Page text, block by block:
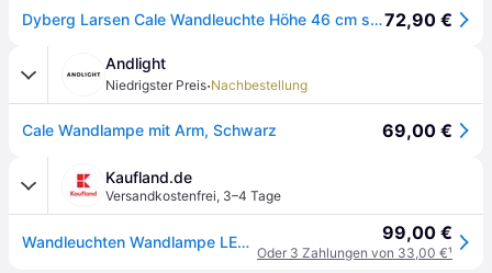
Dyberg Larsen Cale Wandleuchte Höhe 46 cm schwarz72,90 €
Andlight
Niedrigster Preis·Nachbestellung
Cale Wandlampe mit Arm, Schwarz 69,00 €
Kaufland.de
Versandkostenfrei, 3–4 Tage
Wandleuchten Wandlampe LED Wandbeleuchtung Leselampe Deko Nachttischlampe Wohnzimmer Metall Schlafzimmer Cale schwarz 99,00 €
Oder 3 Zahlungen von 33,00 €¹